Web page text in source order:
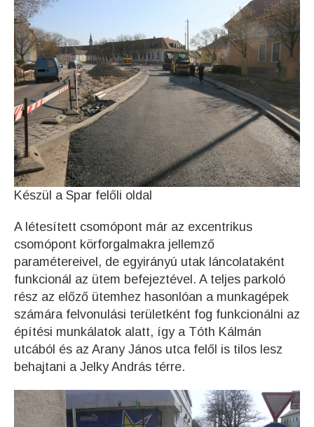
Készül a Spar felőli oldal
A létesített csomópont már az excentrikus
csomópont körforgalmakra jellemző
paramétereivel, de egyirányú utak láncolataként
funkcionál az ütem befejeztével. A teljes parkoló
rész az előző ütemhez hasonlóan a munkagépek
számára felvonulási területként fog funkcionálni az
építési munkálatok alatt, így a Tóth Kálmán
utcából és az Arany János utca felől is tilos lesz
behajtani a Jelky András térre.